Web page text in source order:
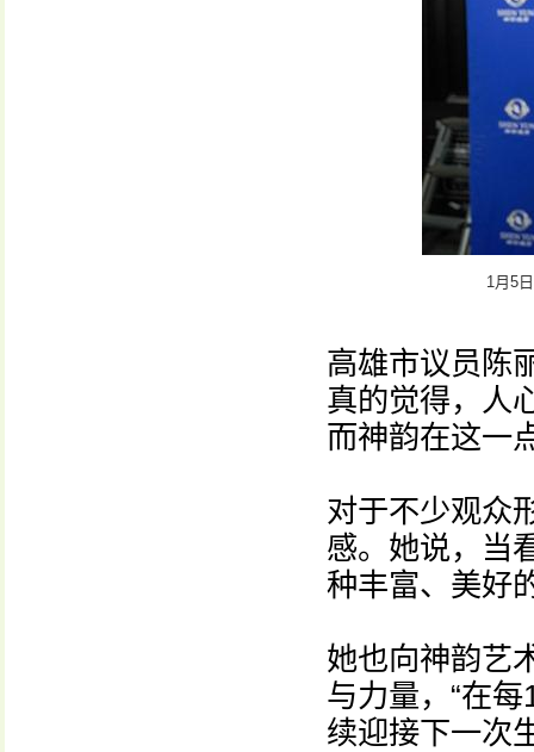
1月5
高雄市议员陈
真的觉得，人
而神韵在这一
对于不少观众
感。她说，当
种丰富、美好
她也向神韵艺
与力量，“在
续迎接下一次